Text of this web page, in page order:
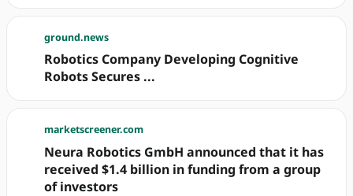
ground.news
Robotics Company Developing Cognitive
Robots Secures ...
marketscreener.com
Neura Robotics GmbH announced that it has
received $1.4 billion in funding from a group
of investors